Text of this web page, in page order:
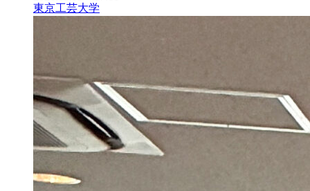
東京工芸大学